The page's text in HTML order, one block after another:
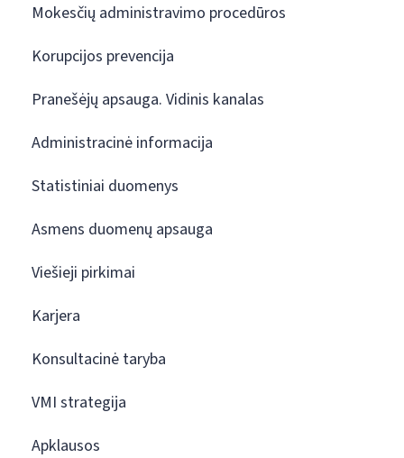
Mokesčių administravimo procedūros
Korupcijos prevencija
Pranešėjų apsauga. Vidinis kanalas
Administracinė informacija
Statistiniai duomenys
Asmens duomenų apsauga
Viešieji pirkimai
Karjera
Konsultacinė taryba
VMI strategija
Apklausos